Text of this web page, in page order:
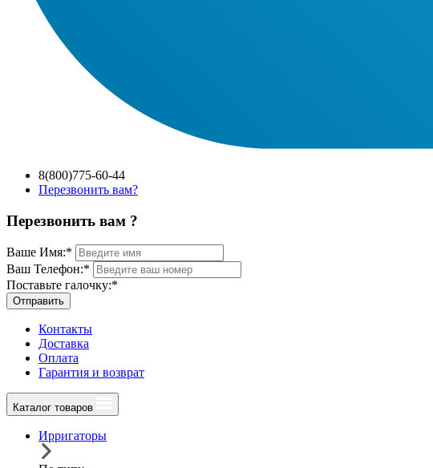
8(800)775-60-44
Перезвонить вам?
Перезвонить вам ?
Ваше Имя:*
Ваш Телефон:*
Поставьте галочку:*
Отправить
Контакты
Доставка
Оплата
Гарантия и возврат
Каталог товаров
Ирригаторы